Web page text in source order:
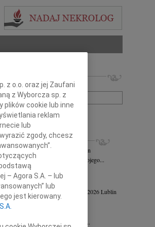
lub numer ogłoszenia:
+ szukanie zaawansowane
Jelenkowski 04.08.2026
Lublin
żalem zawiadamiam o śmierci mojego...
Szostek 27.07.2026
2026 roku zmarł Ks. prof. dr...
- Mazur
17.04.2026Lublin
kwietnia 2026 roku zmarła,...
11 lutego 2026 roku w wieku 82 lat...
z o.o. oraz jej Zaufani
z Wyborcza sp. z
plików cookie lub inne
reklam
lub
zgody, chcesz
– Agora S.A. – lub
lub
jest kierowany.